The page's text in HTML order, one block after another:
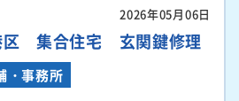
2026年05月06日
区 集合住宅 玄関鍵修理
・事務所